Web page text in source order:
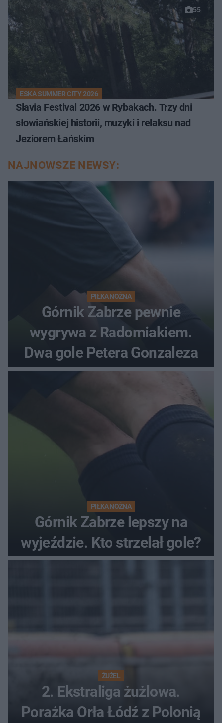
55
ESKA SUMMER CITY 2026
Slavia Festival 2026 w Rybakach. Trzy dni
słowiańskiej historii, muzyki i relaksu nad
Jeziorem Łańskim
NAJNOWSZE NEWSY:
PIŁKA NOŻNA
Górnik Zabrze pewnie
wygrywa z Radomiakiem.
Dwa gole Petera Gonzaleza
PIŁKA NOŻNA
Górnik Zabrze lepszy na
wyjeździe. Kto strzelał gole?
ŻUŻEL
2. Ekstraliga żużlowa.
Porażka Orła Łódź z Polonią